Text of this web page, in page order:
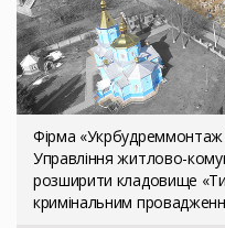
Фірма «Укрбудреммонтаж
Управління житлово-
розширити кладовище
кримінальним